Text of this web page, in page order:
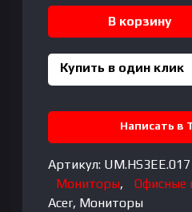
Acer
SA273
Monitor,
1mc,
FHD
(1920×1080),
HDMI+VGA,
В корзину
Купить в один клик
Написать в
Артикул: UM.HS3EE.017
Мониторы, Офисные
Acer, Мониторы